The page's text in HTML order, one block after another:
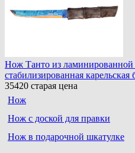
Нож Танто из
стабилизированная карельская
35420 старая цена
Нож
Нож с доской для правки
Нож в подарочной шкатулке